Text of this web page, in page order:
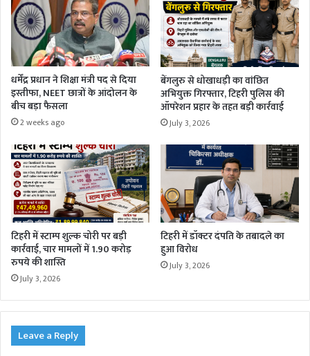
धर्मेंद्र प्रधान ने शिक्षा मंत्री पद से दिया
इस्तीफा, NEET छात्रों के आंदोलन के
बीच बड़ा फैसला
2 weeks ago
बेंगलुरु से धोखाधड़ी का वांछित
अभियुक्त गिरफ्तार, टिहरी पुलिस की
ऑपरेशन प्रहार के तहत बड़ी कार्रवाई
July 3, 2026
टिहरी में स्टाम्प शुल्क चोरी पर बड़ी
कार्रवाई, चार मामलों में 1.90 करोड़
रुपये की शास्ति
July 3, 2026
टिहरी में डॉक्टर दंपति के तबादले का
हुआ विरोध
July 3, 2026
Leave a Reply